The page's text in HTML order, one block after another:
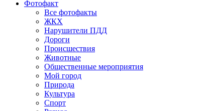
Фотофакт
Все фотофакты
ЖКХ
Нарушители ПДД
Дороги
Происшествия
Животные
Общественные мероприятия
Мой город
Природа
Культура
Спорт